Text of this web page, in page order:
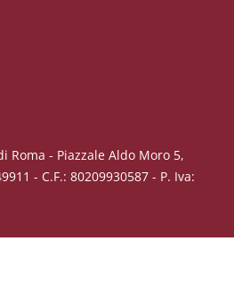
Roma - Piazzale Aldo Moro 5,
- C.F.: 80209930587 - P. Iva: